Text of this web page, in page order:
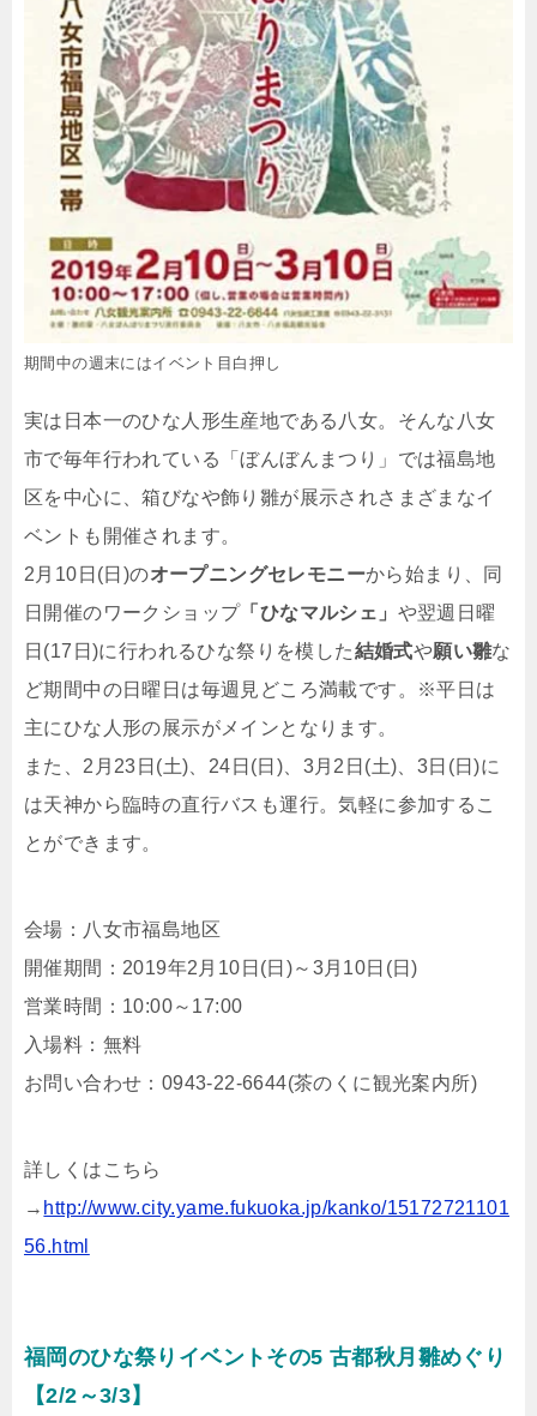
期間中の週末にはイベント目白押し
実は日本一のひな人形生産地である八女。そんな八女
市で毎年行われている「ぼんぼんまつり」では福島地
区を中心に、箱びなや飾り雛が展示されさまざまなイ
ベントも開催されます。
2月10日(日)のオープニングセレモニーから始まり、同
日開催のワークショップ「ひなマルシェ」 や翌週日曜
日(17日)に行われるひな祭りを模した結婚式や願い雛な
ど期間中の日曜日は毎週見どころ満載です。※平日は
主にひな人形の展示がメインとなります。
また、2月23日(土)、24日(日)、3月2日(土)、3日(日)に
は天神から臨時の直行バスも運行。気軽に参加するこ
とができます。
会場：八女市福島地区
開催期間：2019年2月10日(日)～3月10日(日)
営業時間：10:00～17:00
入場料：無料
お問い合わせ：0943-22-6644(茶のくに観光案内所)
詳しくはこちら
→ http://www.city.yame.fukuoka.jp/kanko/15172721101
56.html
福岡のひな祭りイベントその5 古都秋月雛めぐり
【2/2～3/3】